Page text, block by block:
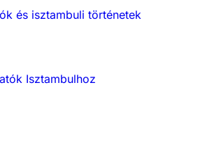
és isztambuli történetek
Isztambulhoz